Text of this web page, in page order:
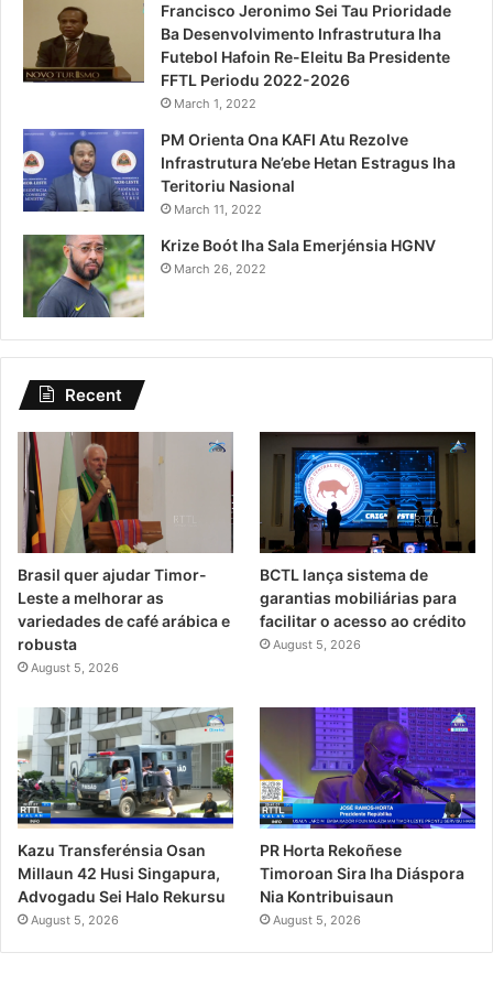
Francisco Jeronimo Sei Tau Prioridade
Ba Desenvolvimento Infrastrutura Iha
Futebol Hafoin Re-Eleitu Ba Presidente
FFTL Periodu 2022-2026
March 1, 2022
PM Orienta Ona KAFI Atu Rezolve
Infrastrutura Ne’ebe Hetan Estragus Iha
Teritoriu Nasional
March 11, 2022
Krize Boót Iha Sala Emerjénsia HGNV
March 26, 2022
Recent
Brasil quer ajudar Timor-
Leste a melhorar as
variedades de café arábica e
robusta
August 5, 2026
BCTL lança sistema de
garantias mobiliárias para
facilitar o acesso ao crédito
August 5, 2026
Kazu Transferénsia Osan
Millaun 42 Husi Singapura,
Advogadu Sei Halo Rekursu
August 5, 2026
PR Horta Rekoñese
Timoroan Sira Iha Diáspora
Nia Kontribuisaun
August 5, 2026